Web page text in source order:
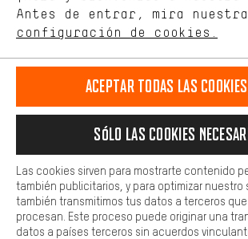
español
ES english Deutsch
RESCINDIR EL CONTRATO Comunidad de Aquisgrán
Aviso Legal Protección de datos
Plataforma de reportes Reciclaje de
Configuración de las cookies Ajusta
Todos los precios indicados son en euros e
gastos de envío aEstados
Antes de entrar, mira nuestra
configuración de cookies.
de nuestro sitio web y nuestra oferta de la
comportamiento de compra.
Más confort
cookies de comodidad, creamos enlaces a
sociales. Esto nos permite proporcionarle
adicionales que le ayudarán a encontrar
preguntas de forma rápida y sencilla.
Básica
Las cookies básicas aseguran que puedas
Aceptar todas las cookies
Sólo las cookies
Las cookies sirven para mostrarte contenido
también publicitarios, y para optimizar nuestro
también transmitimos tus datos a terceros
procesan. Este proceso puede originar una
datos a países terceros sin acuerdos